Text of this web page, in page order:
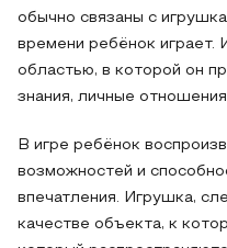
обычно связаны с
времени ребёнок играет.
областью, в которой он
знания, личные отношения
В игре ребёнок
возможностей и
впечатления. Игрушка,
качестве объекта, к